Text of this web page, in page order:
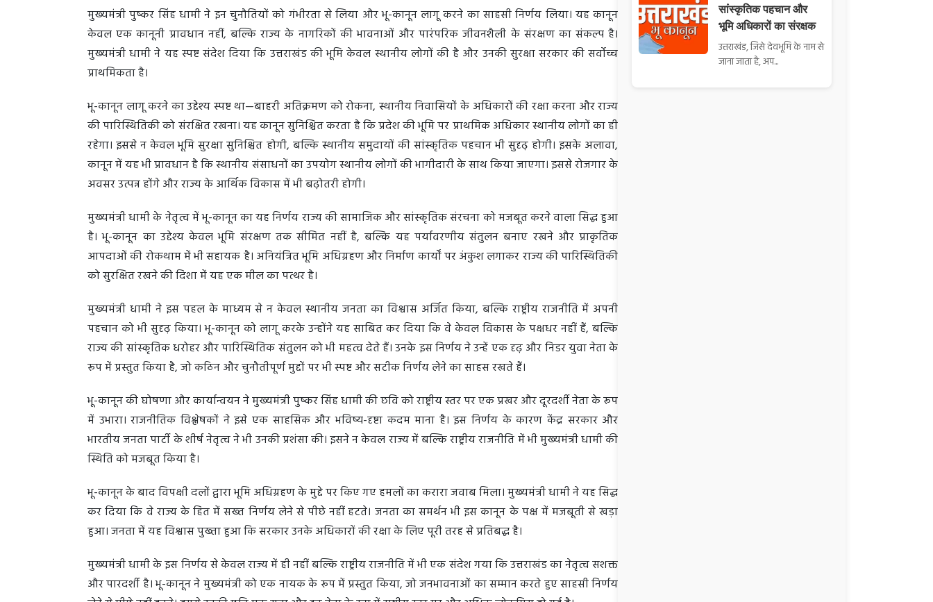
मुख्यमंत्री पुष्कर सिंह धामी ने इन चुनौतियों को गंभीरता से लिया और भू-कानून लागू करने का साहसी निर्णय लिया। यह कानून
केवल एक कानूनी प्रावधान नहीं, बल्कि राज्य के नागरिकों की भावनाओं और पारंपरिक जीवनशैली के संरक्षण का संकल्प है।
मुख्यमंत्री धामी ने यह स्पष्ट संदेश दिया कि उत्तराखंड की भूमि केवल स्थानीय लोगों की है और उनकी सुरक्षा सरकार की सर्वोच्च
प्राथमिकता है।
भू-कानून लागू करने का उद्देश्य स्पष्ट था—बाहरी अतिक्रमण को रोकना, स्थानीय निवासियों के अधिकारों की रक्षा करना और राज्य
की पारिस्थितिकी को संरक्षित रखना। यह कानून सुनिश्चित करता है कि प्रदेश की भूमि पर प्राथमिक अधिकार स्थानीय लोगों का ही
रहेगा। इससे न केवल भूमि सुरक्षा सुनिश्चित होगी, बल्कि स्थानीय समुदायों की सांस्कृतिक पहचान भी सुदृढ़ होगी। इसके अलावा,
कानून में यह भी प्रावधान है कि स्थानीय संसाधनों का उपयोग स्थानीय लोगों की भागीदारी के साथ किया जाएगा। इससे रोजगार के
अवसर उत्पन्न होंगे और राज्य के आर्थिक विकास में भी बढ़ोतरी होगी।
मुख्यमंत्री धामी के नेतृत्व में भू-कानून का यह निर्णय राज्य की सामाजिक और सांस्कृतिक संरचना को मजबूत करने वाला सिद्ध हुआ
है। भू-कानून का उद्देश्य केवल भूमि संरक्षण तक सीमित नहीं है, बल्कि यह पर्यावरणीय संतुलन बनाए रखने और प्राकृतिक
आपदाओं की रोकथाम में भी सहायक है। अनियंत्रित भूमि अधिग्रहण और निर्माण कार्यों पर अंकुश लगाकर राज्य की पारिस्थितिकी
को सुरक्षित रखने की दिशा में यह एक मील का पत्थर है।
मुख्यमंत्री धामी ने इस पहल के माध्यम से न केवल स्थानीय जनता का विश्वास अर्जित किया, बल्कि राष्ट्रीय राजनीति में अपनी
पहचान को भी सुदृढ़ किया। भू-कानून को लागू करके उन्होंने यह साबित कर दिया कि वे केवल विकास के पक्षधर नहीं हैं, बल्कि
राज्य की सांस्कृतिक धरोहर और पारिस्थितिक संतुलन को भी महत्व देते हैं। उनके इस निर्णय ने उन्हें एक दृढ़ और निडर युवा नेता के
रूप में प्रस्तुत किया है, जो कठिन और चुनौतीपूर्ण मुद्दों पर भी स्पष्ट और सटीक निर्णय लेने का साहस रखते हैं।
भू-कानून की घोषणा और कार्यान्वयन ने मुख्यमंत्री पुष्कर सिंह धामी की छवि को राष्ट्रीय स्तर पर एक प्रखर और दूरदर्शी नेता के रूप
में उभारा। राजनीतिक विश्लेषकों ने इसे एक साहसिक और भविष्य-दृष्टा कदम माना है। इस निर्णय के कारण केंद्र सरकार और
भारतीय जनता पार्टी के शीर्ष नेतृत्व ने भी उनकी प्रशंसा की। इसने न केवल राज्य में बल्कि राष्ट्रीय राजनीति में भी मुख्यमंत्री धामी की
स्थिति को मजबूत किया है।
भू-कानून के बाद विपक्षी दलों द्वारा भूमि अधिग्रहण के मुद्दे पर किए गए हमलों का करारा जवाब मिला। मुख्यमंत्री धामी ने यह सिद्ध
कर दिया कि वे राज्य के हित में सख्त निर्णय लेने से पीछे नहीं हटते। जनता का समर्थन भी इस कानून के पक्ष में मजबूती से खड़ा
हुआ। जनता में यह विश्वास पुख्ता हुआ कि सरकार उनके अधिकारों की रक्षा के लिए पूरी तरह से प्रतिबद्ध है।
मुख्यमंत्री धामी के इस निर्णय से केवल राज्य में ही नहीं बल्कि राष्ट्रीय राजनीति में भी एक संदेश गया कि उत्तराखंड का नेतृत्व सशक्त
और पारदर्शी है। भू-कानून ने मुख्यमंत्री को एक नायक के रूप में प्रस्तुत किया, जो जनभावनाओं का सम्मान करते हुए साहसी निर्णय
सांस्कृतिक पहचान और
भूमि अधिकारों का संरक्षक
उत्तराखंड, जिसे देवभूमि के नाम से
जाना जाता है, अप...